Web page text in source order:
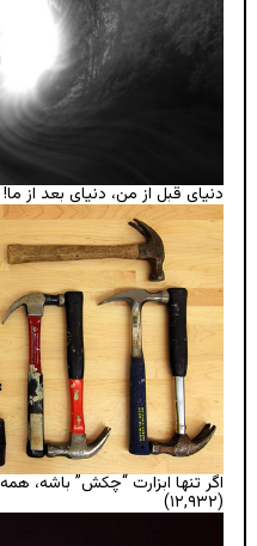
دنیای قبل از من، دنیای بعد از ما!
اگر تنها ابزارت “چکش” باشه،
(۱۲,۹۳۲)